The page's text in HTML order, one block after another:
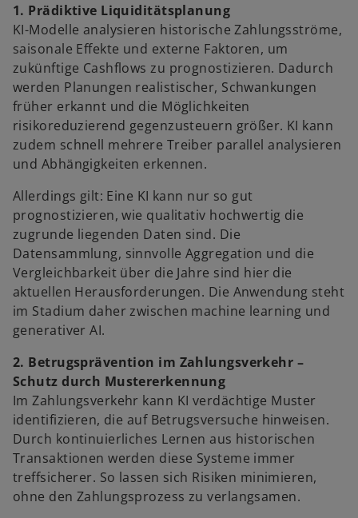
1. Prädiktive Liquiditätsplanung
KI-Modelle analysieren historische Zahlungsströme,
saisonale Effekte und externe Faktoren, um
zukünftige Cashflows zu prognostizieren. Dadurch
werden Planungen realistischer, Schwankungen
früher erkannt und die Möglichkeiten
risikoreduzierend gegenzusteuern größer. KI kann
zudem schnell mehrere Treiber parallel analysieren
und Abhängigkeiten erkennen.
Allerdings gilt: Eine KI kann nur so gut
prognostizieren, wie qualitativ hochwertig die
zugrunde liegenden Daten sind. Die
Datensammlung, sinnvolle Aggregation und die
Vergleichbarkeit über die Jahre sind hier die
aktuellen Herausforderungen. Die Anwendung steht
im Stadium daher zwischen machine learning und
generativer AI.
2. Betrugsprävention im Zahlungsverkehr –
Schutz durch Mustererkennung
Im Zahlungsverkehr kann KI verdächtige Muster
identifizieren, die auf Betrugsversuche hinweisen.
Durch kontinuierliches Lernen aus historischen
Transaktionen werden diese Systeme immer
treffsicherer. So lassen sich Risiken minimieren,
ohne den Zahlungsprozess zu verlangsamen.